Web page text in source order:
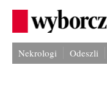
Nekrologi Odeszli